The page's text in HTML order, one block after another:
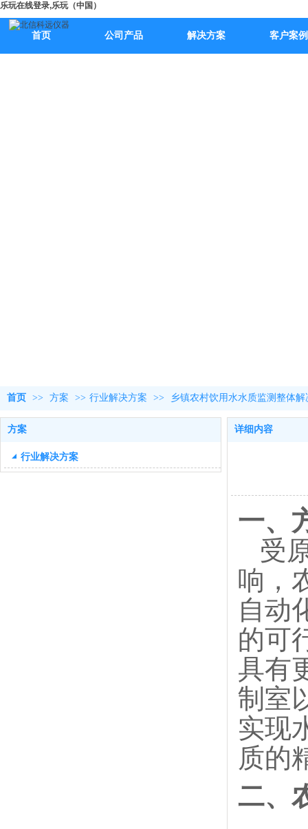
乐玩在线登录,乐玩（中国）
首页 公司产品 解决方案 客户案例
首页 >> 方案 >> 行业解决方案 >> 乡镇农村饮用水水质监测整体解
方案
行业解决方案
详细内容
一、
受
响，
自动
的可
具有
制室
实现
质的
二、